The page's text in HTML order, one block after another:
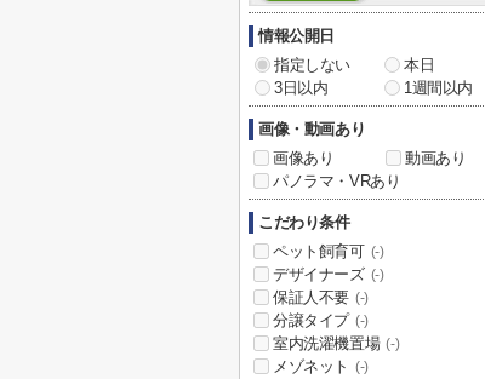
情報公開日
指定しない
本日
3日以内
1週間以内
画像・動画あり
画像あり
動画あり
パノラマ・VRあり
こだわり条件
ペット飼育可 (-)
デザイナーズ (-)
保証人不要 (-)
分譲タイプ (-)
室内洗濯機置場 (-)
メゾネット (-)